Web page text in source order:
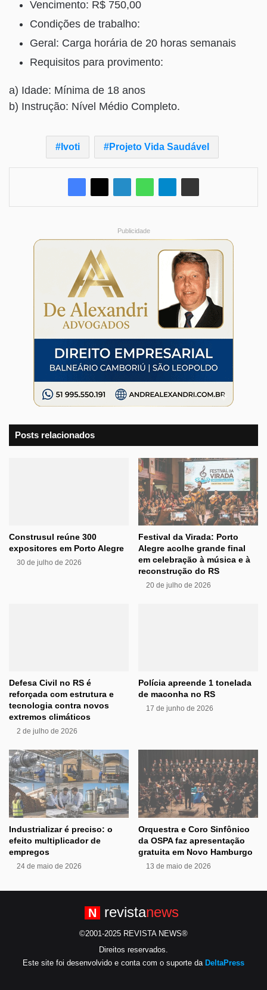
Vencimento: R$ 750,00
Condições de trabalho:
Geral: Carga horária de 20 horas semanais
Requisitos para provimento:
a) Idade: Mínima de 18 anos
b) Instrução: Nível Médio Completo.
Ivoti Projeto Vida Saudável
Publicidade
Posts relacionados
Construsul reúne 300
expositores em Porto Alegre
30 de julho de 2026
Festival da Virada: Porto
Alegre acolhe grande final
em celebração à música e à
reconstrução do RS
20 de julho de 2026
Defesa Civil no RS é
reforçada com estrutura e
tecnologia contra novos
extremos climáticos
2 de julho de 2026
Polícia apreende 1 tonelada
de maconha no RS
17 de junho de 2026
Industrializar é preciso: o
efeito multiplicador de
empregos
24 de maio de 2026
Orquestra e Coro Sinfônico
da OSPA faz apresentação
gratuita em Novo Hamburgo
13 de maio de 2026
N revistanews
©2001-2025 REVISTA NEWS®
Direitos reservados.
Este site foi desenvolvido e conta com o suporte da DeltaPress